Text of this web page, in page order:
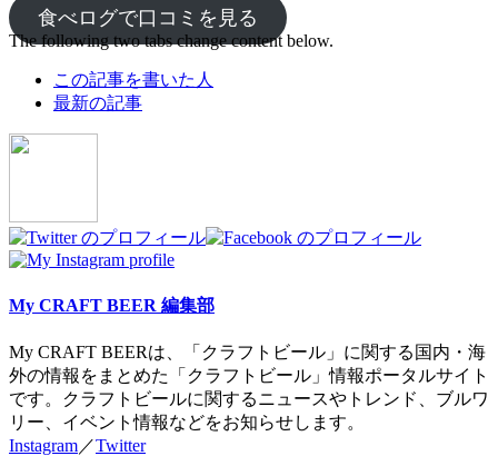
食べログで口コミを見る
The following two tabs change content below.
この記事を書いた人
最新の記事
My CRAFT BEER 編集部
My CRAFT BEERは、「クラフトビール」に関する国内・海
外の情報をまとめた「クラフトビール」情報ポータルサイト
です。クラフトビールに関するニュースやトレンド、ブルワ
リー、イベント情報などをお知らせします。
Instagram／Twitter